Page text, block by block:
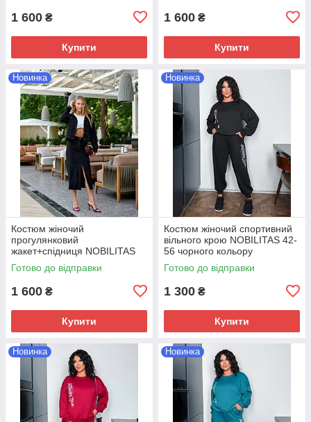
1 600 ₴
Купити
1 600 ₴
Купити
Новинка
Костюм жіночий
прогулянковий
жакет+спiдниця NOBILITAS
42-52 чорного кольору
Готово до відправки
1 600 ₴
Купити
Новинка
Костюм жіночий спортивний
вiльного крою NOBILITAS 42-
56 чорного кольору
Готово до відправки
1 300 ₴
Купити
Новинка Новинка